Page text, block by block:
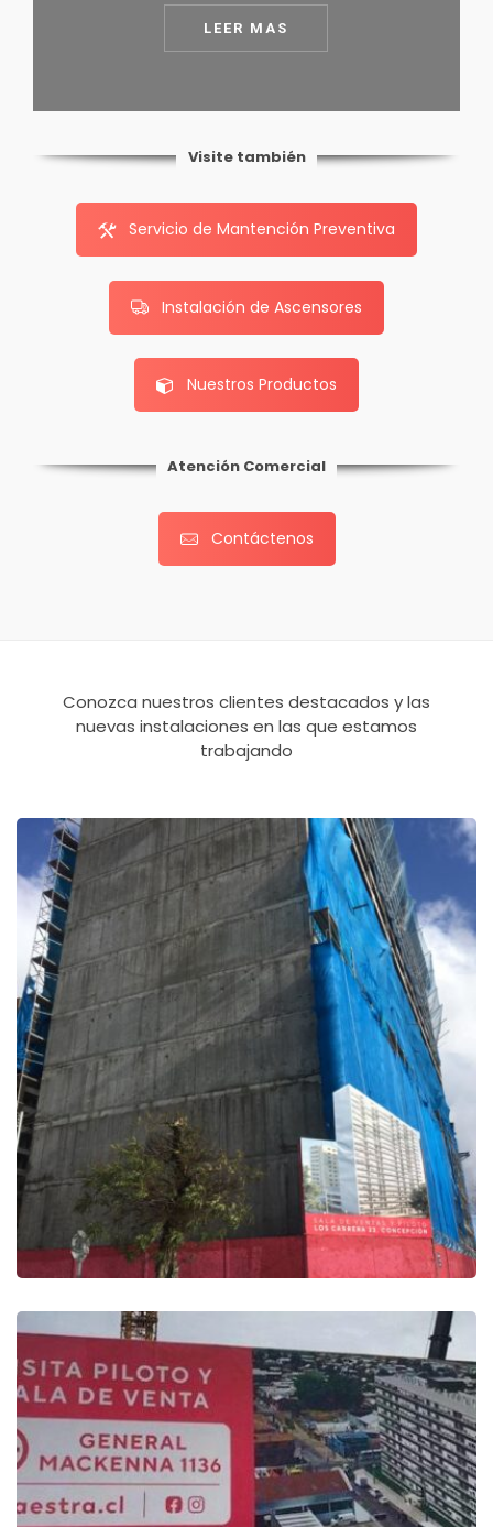
LEER MAS
Visite también
Servicio de Mantención Preventiva
Instalación de Ascensores
Nuestros Productos
Atención Comercial
Contáctenos
Conozca nuestros clientes destacados y las
nuevas instalaciones en las que estamos
trabajando